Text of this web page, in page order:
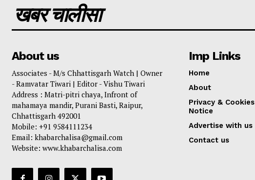
खबर चालीसा
About us
Associates - M/s Chhattisgarh Watch | Owner
- Ramvatar Tiwari | Editor - Vishu Tiwari
Address : Matri-pitri chaya, Infront of
mahamaya mandir, Purani Basti, Raipur,
Chhattisgarh 492001
Mobile: +91 9584111234
Email: khabarchalisa@gmail.com
Website: www.khabarchalisa.com
Imp Links
Home
About
Privacy & Cookies
Notice
Advertise with us
Contact us